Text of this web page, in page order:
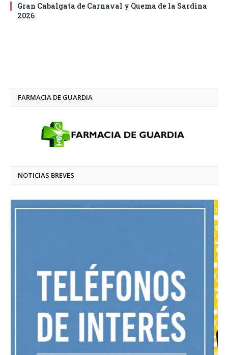
Gran Cabalgata de Carnaval y Quema de la Sardina
2026
FARMACIA DE GUARDIA
NOTICIAS BREVES